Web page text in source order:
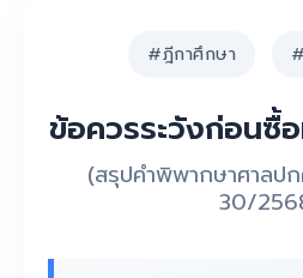
#ฎีกาศึกษา
ข้อควรระวังก่อนซื้
(สรุปคำพิพากษาศาลป
30/